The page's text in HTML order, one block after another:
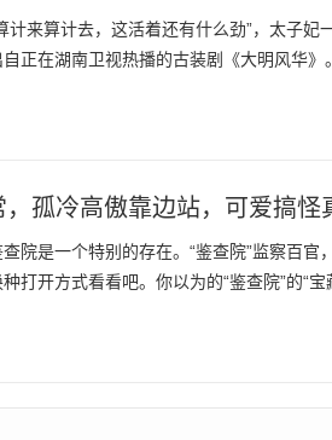
计来算计去，这活着还有什么劲”，太子
正在湖南卫视热播的古装剧《大明风华
，孤冷高傲靠边站，可爱搞怪
查院是一个特别的存在。“鉴查院”监察百
打开方式看看吧。你以为的“鉴查院”的“